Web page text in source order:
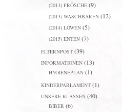
(2013) FRÖSCHE(9)
(2013) WASCHBÄREN(12)
(2014) LÖWEN(5)
(2015) ENTEN(7)
ELTERNPOST(39)
INFORMATIONEN(13)
HYGIENEPLAN(1)
KINDERPARLAMENT(1)
UNSERE KLASSEN(40)
BIBER (6)